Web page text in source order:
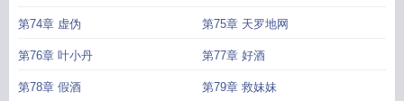
第74章 虚伪 第75章 天罗地网
第76章 叶小丹 第77章 好酒
第78章 假酒 第79章 救妹妹